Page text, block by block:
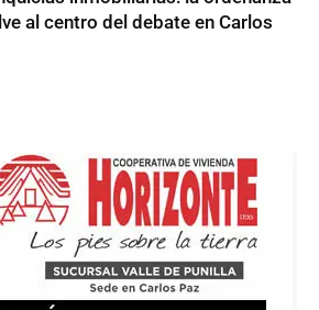
al centro del debate en Carlos